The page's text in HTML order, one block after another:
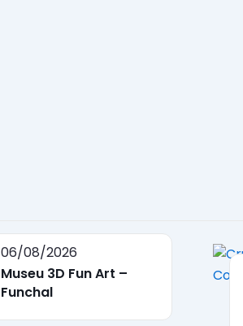
06/08/2026
Museu 3D Fun Art –
Funchal